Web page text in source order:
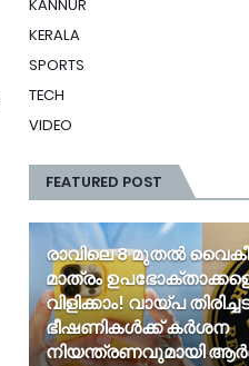
KANNUR
KERALA
SPORTS
TECH
VIDEO
FEATURED POST
രാവിലെ 8 മുതൽ
മാത്രം
വിളിക്കാം! വായ്പ
ഭീഷണികൾക്ക് കർശന
നിയന്ത്രണവുമായി